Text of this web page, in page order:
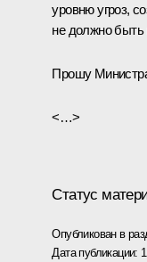
уровню угроз,
не должно быть
Прошу
<…>
Статус
Опубликован в
Дата публикации: